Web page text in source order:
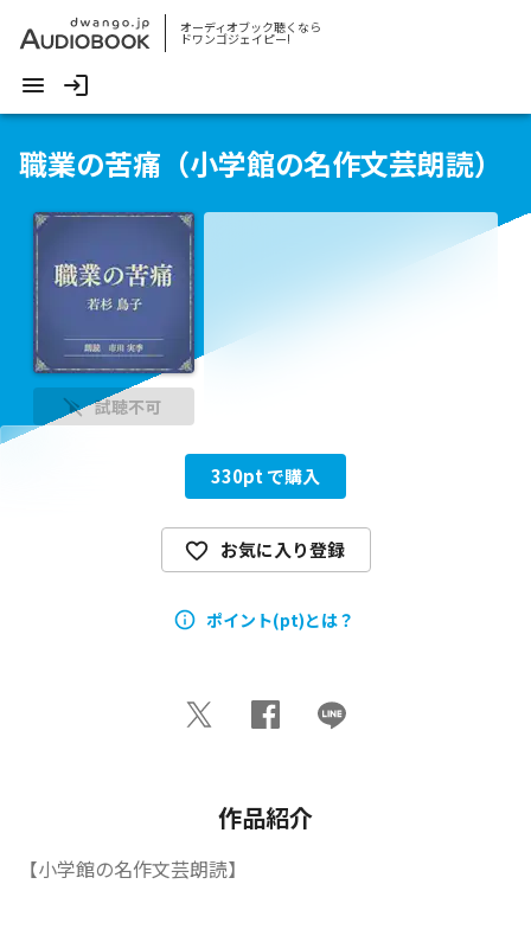
オーディオブック聴くなら
ドワンゴジェイピー!
職業の苦痛（小学館の名作文芸朗読）
試聴不可
330pt で購入
お気に入り登録
ポイント(pt)とは？
作品紹介
【小学館の名作文芸朗読】